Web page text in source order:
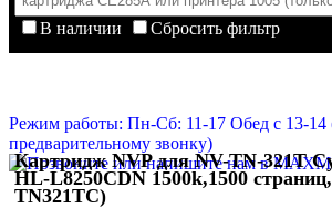
В наличии
Сбросить фильтр
Корзина пуста
Режим работы: Пн-Сб: 11-17 Обед с 13-
предварительному звонку)
Картридж NVP для NV-TN-321T
HL-L8250CDN 1500k,1500
TN321TC)